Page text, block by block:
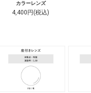
カラーレンズ
4,400円(税込)